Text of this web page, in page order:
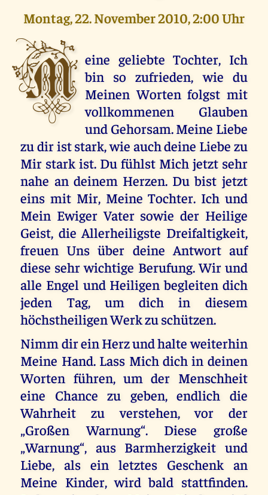
Montag, 22. November 2010, 2:00 Uhr
M eine geliebte Tochter, Ich
bin so zufrieden, wie du
Meinen Worten folgst mit
vollkommenen Glauben
und Gehorsam. Meine Liebe
zu dir ist stark, wie auch deine Liebe zu
Mir stark ist. Du fühlst Mich jetzt sehr
nahe an deinem Herzen. Du bist jetzt
eins mit Mir, Meine Tochter. Ich und
Mein Ewiger Vater sowie der Heilige
Geist, die Allerheiligste Dreifaltigkeit,
freuen Uns über deine Antwort auf
diese sehr wichtige Berufung. Wir und
alle Engel und Heiligen begleiten dich
jeden Tag, um dich in diesem
höchstheiligen Werk zu schützen.
Nimm dir ein Herz und halte weiterhin
Meine Hand. Lass Mich dich in deinen
Worten führen, um der Menschheit
eine Chance zu geben, endlich die
Wahrheit zu verstehen, vor der
„Großen Warnung“. Diese große
„Warnung“, aus Barmherzigkeit und
Liebe, als ein letztes Geschenk an
Meine Kinder, wird bald stattfinden.